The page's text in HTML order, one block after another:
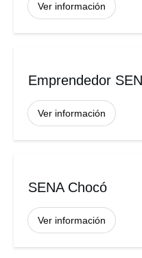
Ver información
Emprendedor
Ver información
SENA Chocó
Ver información